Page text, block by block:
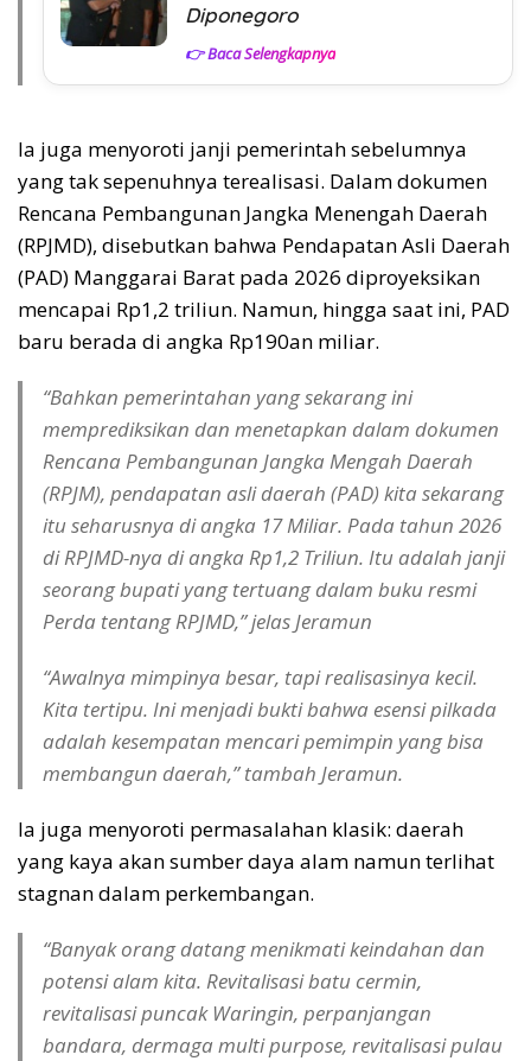
Diponegoro
👉 Baca Selengkapnya
Ia juga menyoroti janji pemerintah sebelumnya
yang tak sepenuhnya terealisasi. Dalam dokumen
Rencana Pembangunan Jangka Menengah Daerah
(RPJMD), disebutkan bahwa Pendapatan Asli Daerah
(PAD) Manggarai Barat pada 2026 diproyeksikan
mencapai Rp1,2 triliun. Namun, hingga saat ini, PAD
baru berada di angka Rp190an miliar.
“Bahkan pemerintahan yang sekarang ini
memprediksikan dan menetapkan dalam dokumen
Rencana Pembangunan Jangka Mengah Daerah
(RPJM), pendapatan asli daerah (PAD) kita sekarang
itu seharusnya di angka 17 Miliar. Pada tahun 2026
di RPJMD-nya di angka Rp1,2 Triliun. Itu adalah janji
seorang bupati yang tertuang dalam buku resmi
Perda tentang RPJMD,” jelas Jeramun
“Awalnya mimpinya besar, tapi realisasinya kecil.
Kita tertipu. Ini menjadi bukti bahwa esensi pilkada
adalah kesempatan mencari pemimpin yang bisa
membangun daerah,” tambah Jeramun.
Ia juga menyoroti permasalahan klasik: daerah
yang kaya akan sumber daya alam namun terlihat
stagnan dalam perkembangan.
“Banyak orang datang menikmati keindahan dan
potensi alam kita. Revitalisasi batu cermin,
revitalisasi puncak Waringin, perpanjangan
bandara, dermaga multi purpose, revitalisasi pulau